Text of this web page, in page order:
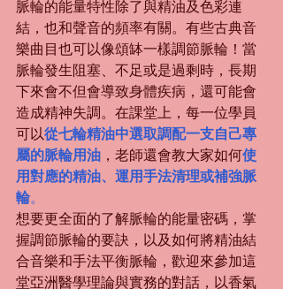
脈輪的能量特性除了與精油及色彩連
結，也和聲音的頻率有關。有些古典音
樂曲目也可以像頌缽一樣調節脈輪！當
脈輪發生阻塞、不足或是過剩時，長期
下來會不但會導致身體疾病，還可能會
造成精神失調。在課堂上，每一位學員
可以從七輪精油中選取調配一支自己專
屬的脈輪用油 ，老師還會教大家如何使
用對應的精油、運用手法清理或補強脈
輪。
想要更全面的了解脈輪的能量密碼，掌
握調節脈輪的要訣，以及如何將精油結
合音樂和手法平衡脈輪，歡迎來參加這
堂亞洲醫學理論與實務的對話，以香氣